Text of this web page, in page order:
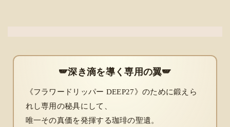
🪽深き滴を導く専用の翼🪽
《フラワードリッパー DEEP27》のために鍛えら
れし専用の秘具にして、
唯一その真価を発揮する珈琲の聖遺。